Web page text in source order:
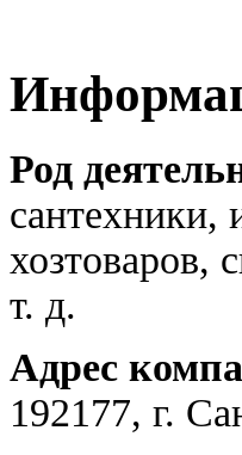
Род
сантехники,
т. д.
Адрес
192177, г.